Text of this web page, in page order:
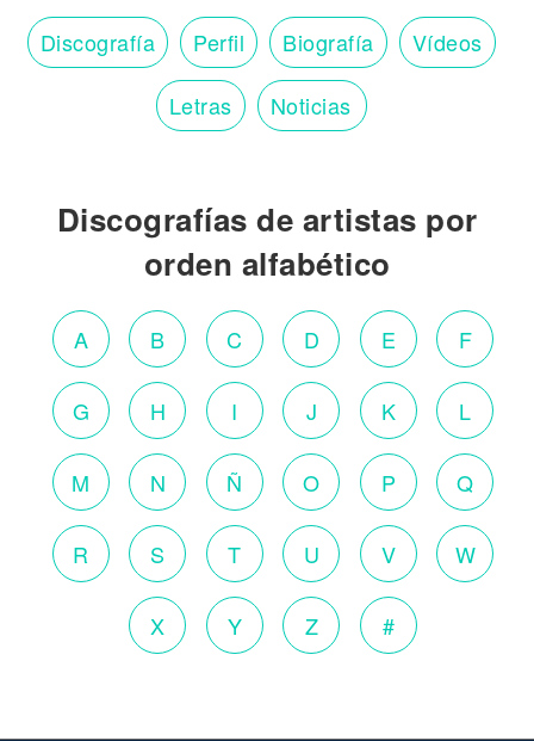
Discografía Perfil Biografía Vídeos
Letras Noticias
Discografías de artistas por
orden alfabético
A B C D E F
G H I J K L
M N Ñ O P Q
R S T U V W
X Y Z #